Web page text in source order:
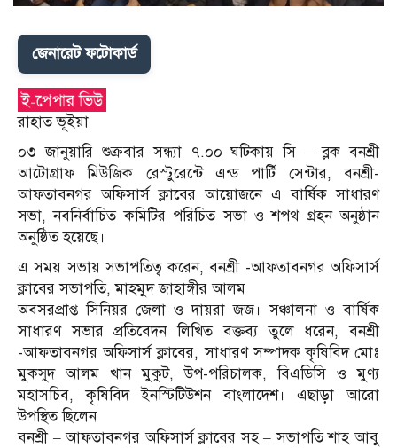
জেনারেট ফটোকার্ড
রাহাত ভূইয়া
০৩ জানুয়ারি শুক্রবার সন্ধ্যা ৭.০০ ঘটিকায় সি – ব্লক বনশ্রী
আটোগ্রাফ মিউজিক রেস্টুরেন্টে এন্ড পার্টি সেন্টার, বনশ্রী-
আফতাবনগর অফিসার্স ক্লাবের আয়োজনে এ বার্ষিক সাধারণ
সভা, নবনির্বাচিত কমিটির পরিচিত সভা ও শপথ গ্রহন অনুষ্ঠান
অনুষ্ঠিত হয়েছে।
এ সময় সভায় সভাপতিত্ব করেন, বনশ্রী -আফতাবনগর অফিসার্স
ক্লাবের সভাপতি, মাহমুদ জাহাঙ্গীর আলম
অবসরপ্রাপ্ত সিনিয়র জেলা ও দায়রা জজ। সঞ্চালনা ও বার্ষিক
সাধারণ সভার প্রতিবেদন লিখিত বক্তব্য তুলে ধরেন, বনশ্রী
-আফতাবনগর অফিসার্স ক্লাবের, সাধারণ সম্পাদক কৃষিবিদ মোঃ
মুকসুদ আলম খান মুকুট, উপ-পরিচালক, বিএডিসি ও মুণ্য
মহাসচিব, কৃষিবিদ ইনস্টিটিউশন বাংলাদেশ। এছাড়া আরো
উপস্থিত ছিলেন
বনশ্রী – আফতাবনগর অফিসার্স ক্লাবের সহ – সভাপতি শাহ আবু